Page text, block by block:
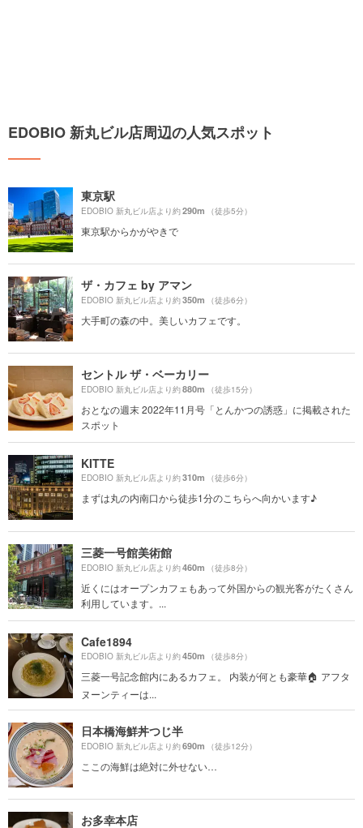
EDOBIO 新丸ビル店周辺の人気スポット
東京駅
EDOBIO 新丸ビル店より約290m （徒歩5分）
東京駅からかがやきで
ザ・カフェ by アマン
EDOBIO 新丸ビル店より約350m （徒歩6分）
大手町の森の中。美しいカフェです。
セントル ザ・ベーカリー
EDOBIO 新丸ビル店より約880m （徒歩15分）
おとなの週末 2022年11月号「とんかつの誘惑」に掲載された
スポット
KITTE
EDOBIO 新丸ビル店より約310m （徒歩6分）
まずは丸の内南口から徒歩1分のこちらへ向かいます♪
三菱一号館美術館
EDOBIO 新丸ビル店より約460m （徒歩8分）
近くにはオープンカフェもあって外国からの観光客がたくさん
利用しています。...
Cafe1894
EDOBIO 新丸ビル店より約450m （徒歩8分）
三菱一号記念館内にあるカフェ。 内装が何とも豪華🏠 アフタ
ヌーンティーは...
日本橋海鮮丼つじ半
EDOBIO 新丸ビル店より約690m （徒歩12分）
ここの海鮮は絶対に外せない…
お多幸本店